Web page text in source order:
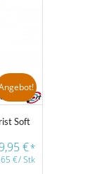
Soft
€*
€/Stk